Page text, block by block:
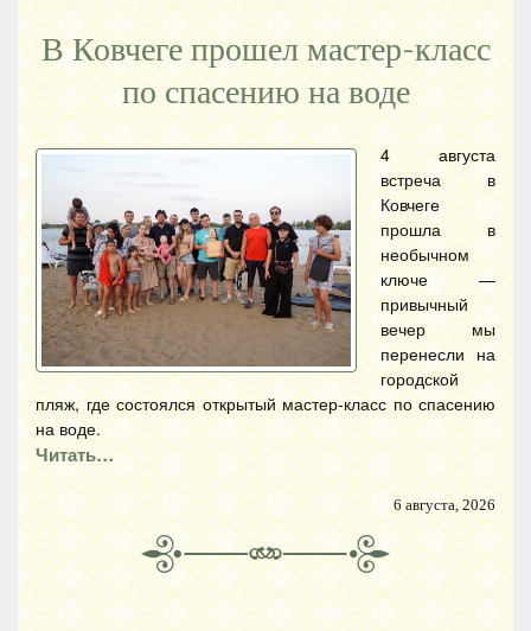
В Ковчеге прошел мастер-класс
по спасению на воде
4 августа
встреча в
Ковчеге
прошла в
необычном
ключе —
привычный
вечер мы
перенесли на
городской
пляж, где состоялся открытый мастер-класс по спасению
на воде.
Читать…
6 августа, 2026